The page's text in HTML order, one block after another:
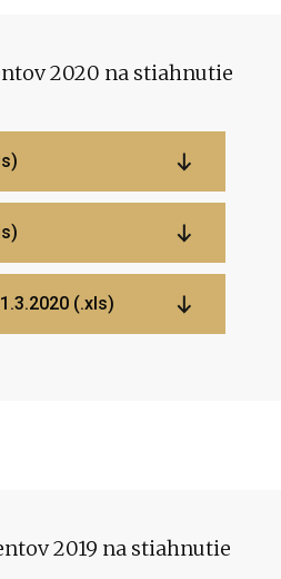
2020 na stiahnutie
(.xls)
2019 na stiahnutie